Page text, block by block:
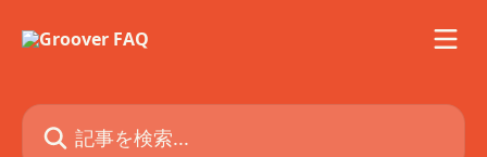
記事を検索...